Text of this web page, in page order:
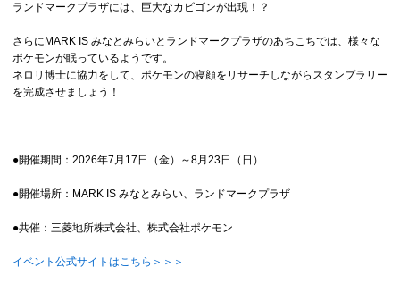
ランドマークプラザには、巨大なカビゴンが出現！？
さらにMARK IS みなとみらいとランドマークプラザのあちこちでは、様々な
ポケモンが眠っているようです。
ネロリ博士に協力をして、ポケモンの寝顔をリサーチしながらスタンプラリー
を完成させましょう！
●開催期間：2026年7月17日（金）～8月23日（日）
●開催場所：MARK IS みなとみらい、ランドマークプラザ
●共催：三菱地所株式会社、株式会社ポケモン
イベント公式サイトはこちら＞＞＞